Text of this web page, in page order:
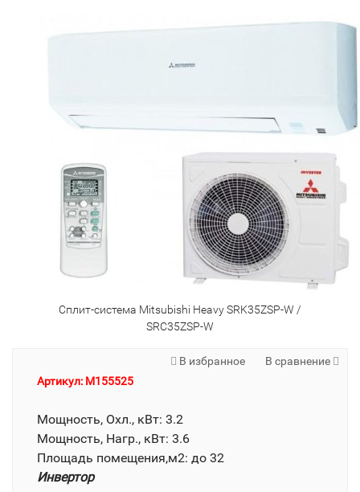
Сплит-система Mitsubishi Heavy SRK35ZSP-W /
SRC35ZSP-W
В избранное
В сравнение
Артикул: M155525
Мощность, Охл., кВт: 3.2
Мощность, Нагр., кВт: 3.6
Площадь помещения,м2: до 32
Инвертор